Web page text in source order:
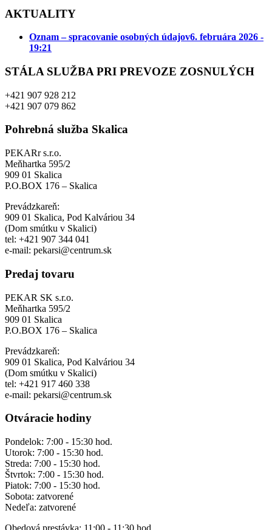
AKTUALITY
Oznam – spracovanie osobných údajov6. februára 2026 -
19:21
STÁLA SLUŽBA PRI PREVOZE ZOSNULÝCH
+421 907 928 212
+421 907 079 862
Pohrebná služba Skalica
PEKARr s.r.o.
Meňhartka 595/2
909 01 Skalica
P.O.BOX 176 – Skalica
Prevádzkareň:
909 01 Skalica, Pod Kalváriou 34
(Dom smútku v Skalici)
tel: +421 907 344 041
e-mail: pekarsi@centrum.sk
Predaj tovaru
PEKAR SK s.r.o.
Meňhartka 595/2
909 01 Skalica
P.O.BOX 176 – Skalica
Prevádzkareň:
909 01 Skalica, Pod Kalváriou 34
(Dom smútku v Skalici)
tel: +421 917 460 338
e-mail: pekarsi@centrum.sk
Otváracie hodiny
Pondelok: 7:00 - 15:30 hod.
Utorok: 7:00 - 15:30 hod.
Streda: 7:00 - 15:30 hod.
Štvrtok: 7:00 - 15:30 hod.
Piatok: 7:00 - 15:30 hod.
Sobota: zatvorené
Nedeľa: zatvorené
Obedová prestávka: 11:00 - 11:30 hod.